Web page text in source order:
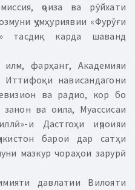
ҷоиза ва рӯйхати
ҷумҳуриявии «Фурӯғи
тасдиқ карда шаванд
фарҳанг, Академияи
Иттифоқи нависандагони
ва радио, кор бо
ва оила, Муассисаи
и Дастгоҳи иҷроияи
барои дар сатҳи
мазкур чораҳои зарурӣ
давлатии Вилояти